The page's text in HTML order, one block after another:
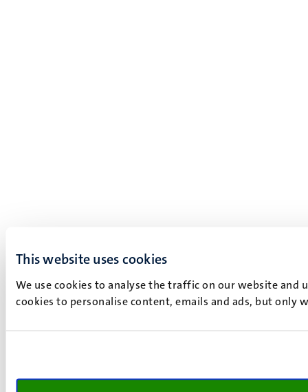
This website uses cookies
We use cookies to analyse the traffic on our website and
cookies to personalise content, emails and ads, but only